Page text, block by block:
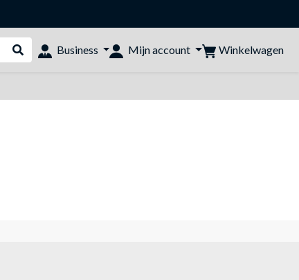
Webshop doorzoeken
Business Mijn account Winkelwagen